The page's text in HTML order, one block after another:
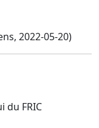
2022-05-20)
du FRIC